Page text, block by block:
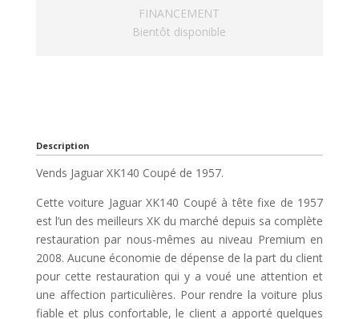
FINANCEMENT
Bientôt disponible
Description
Vends Jaguar XK140 Coupé de 1957.
Cette voiture Jaguar XK140 Coupé à tête fixe de 1957
est l’un des meilleurs XK du marché depuis sa complète
restauration par nous-mêmes au niveau Premium en
2008. Aucune économie de dépense de la part du client
pour cette restauration qui y a voué une attention et
une affection particulières. Pour rendre la voiture plus
fiable et plus confortable, le client a apporté quelques